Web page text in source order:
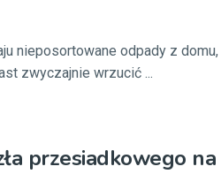
nieposortowane odpady z domu,
zwyczajnie wrzucić ...
przesiadkowego na